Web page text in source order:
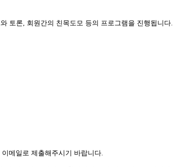
토론, 회원간의 친목도모 등의 프로그램을 진행됩니다.
메일로 제출해주시기 바랍니다.